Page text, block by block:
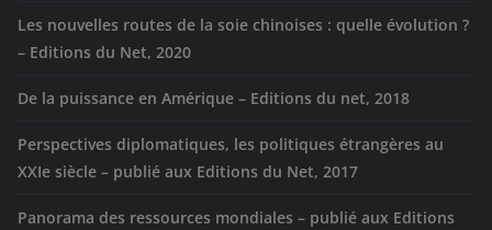
Les nouvelles routes de la soie chinoises : quelle évolution ?
– Editions du Net, 2020
De la puissance en Amérique – Editions du net, 2018
Perspectives diplomatiques, les politiques étrangères au
XXIe siècle – publié aux Editions du Net, 2017
Panorama des ressources mondiales – publié aux Editions